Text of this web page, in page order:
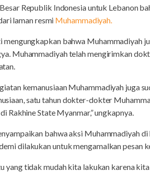
Republik Indonesia untuk Lebanon
laman resmi Muhammadiyah.
mengungkapkan bahwa Muhammadiyah
Muhammadiyah telah mengirimkan
kemanusiaan Muhammadiyah juga
satu tahun dokter-dokter
Rakhine State Myanmar,” ungkapnya.
bahwa aksi Muhammadiyah
dilakukan untuk mengamalkan pesan
yang tidak mudah kita lakukan karena